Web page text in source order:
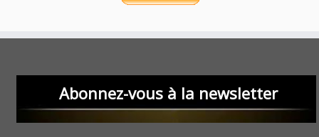
Abonnez-vous à la newsletter